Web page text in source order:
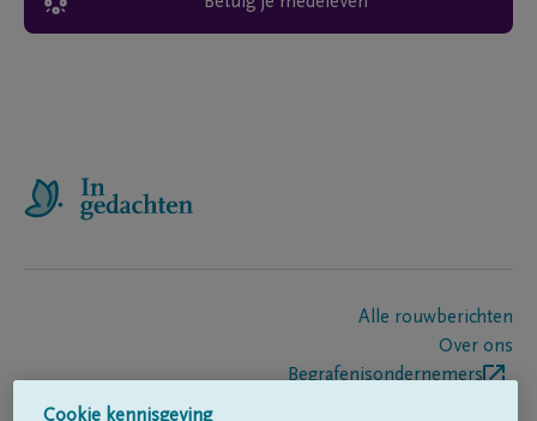
Alle rouwberichten
Over ons
Begrafenisondernemers
Cookie kennisgeving